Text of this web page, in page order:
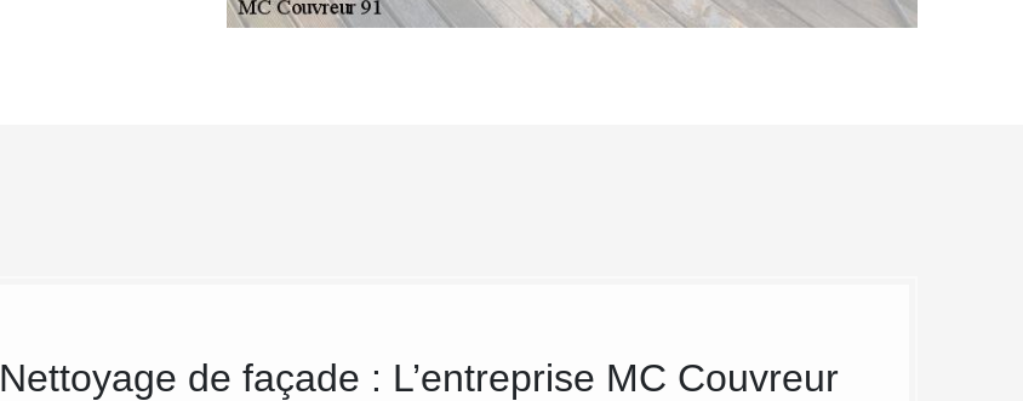
Nettoyage de façade : L’entreprise MC Couvreur